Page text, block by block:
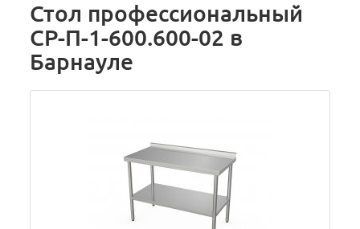
Стол профессиональный
СР-П-1-600.600-02 в
Барнауле